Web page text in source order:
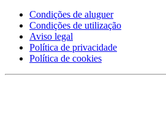
Condições de aluguer
Condições de utilização
Aviso legal
Política de privacidade
Política de cookies